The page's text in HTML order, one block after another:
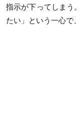
指示が下ってしまう
たい」という一心で